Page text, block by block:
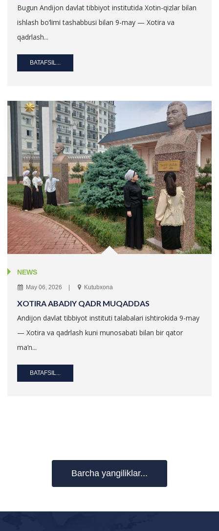
Bugun Andijon davlat tibbiyot institutida Xotin-qizlar bilan
ishlash bo‘limi tashabbusi bilan 9-may — Xotira va
qadrlash...
BATAFSIL...
NEWS
May 06, 2026 Kutubxona
XOTIRA ABADIY QADR MUQADDAS
Andijon davlat tibbiyot instituti talabalari ishtirokida 9-may
— Xotira va qadrlash kuni munosabati bilan bir qator
ma’n...
BATAFSIL...
Barcha yangiliklar...